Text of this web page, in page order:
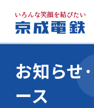
お知らせ･
ース